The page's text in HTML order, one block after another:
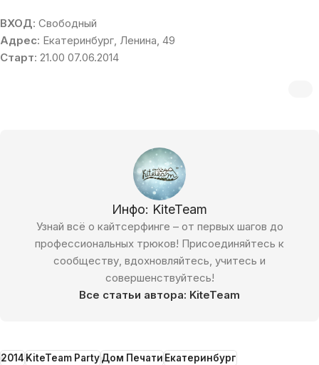
ВХОД: Свободный
Адрес: Екатеринбург, Ленина, 49
Старт: 21.00 07.06.2014
Инфо: KiteTeam
Узнай всё о кайтсерфинге – от первых шагов до
профессиональных трюков! Присоединяйтесь к
сообществу, вдохновляйтесь, учитесь и
совершенствуйтесь!
Все статьи автора: KiteTeam
2014KiteTeam PartyДом ПечатиЕкатеринбург